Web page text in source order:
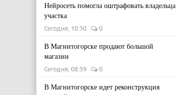
Нейросеть помогла оштрафовать владельца
участка
Сегодня, 10:30 0
В Магнитогорске продают большой
магазин
Сегодня, 08:59 0
В Магнитогорске идет реконструкция